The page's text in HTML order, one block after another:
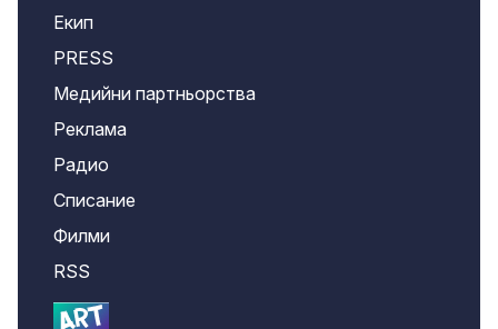
Екип
PRESS
Медийни партньорства
Реклама
Радио
Списание
Филми
RSS